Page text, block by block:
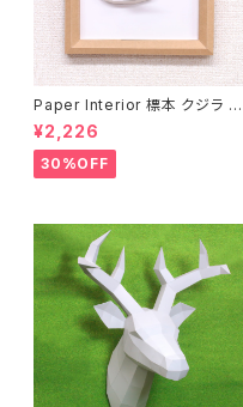
Paper Interior 標本 クジラ s
pecimen whale
¥2,226
30%OFF